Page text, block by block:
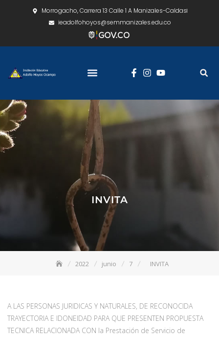
Morrogacho, Carrera 13 Calle 1 A Manizales-Caldas
ieadolfohoyos@semmanizales.edu.co
INVITA
2022 junio 7 INVITA
A LAS PERSONAS JURIDICAS Y NATURALES, DE RECONOCIDA
TRAYECTORIA E IDONEIDAD PARA QUE PRESENTEN PROPUESTA
TECNICA RELACIONADA CON la Prestación de Servicio de